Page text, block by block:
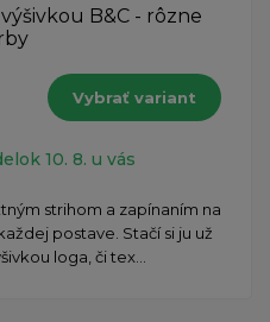
B&C - rôzne
Vybrať variant
10. 8. u vás
strihom a zapínaním na
postave. Stačí si ju už
loga, či tex...